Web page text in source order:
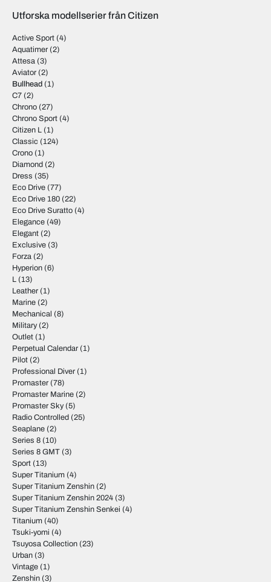
Utforska modellserier från Citizen
Active Sport (4)
Aquatimer (2)
Attesa (3)
Aviator (2)
Bullhead (1)
C7 (2)
Chrono (27)
Chrono Sport (4)
Citizen L (1)
Classic (124)
Crono (1)
Diamond (2)
Dress (35)
Eco Drive (77)
Eco Drive 180 (22)
Eco Drive Suratto (4)
Elegance (49)
Elegant (2)
Exclusive (3)
Forza (2)
Hyperion (6)
L (13)
Leather (1)
Marine (2)
Mechanical (8)
Military(2)
Outlet (1)
Perpetual Calendar (1)
Pilot (2)
Professional Diver (1)
Promaster (78)
Promaster Marine (2)
Promaster Sky(5)
Radio Controlled (25)
Seaplane (2)
Series 8 (10)
Series 8 GMT (3)
Sport (13)
Super Titanium (4)
Super Titanium Zenshin (2)
Super Titanium Zenshin 2024 (3)
Super Titanium Zenshin Senkei (4)
Titanium (40)
Tsuki-yomi (4)
Tsuyosa Collection (23)
Urban (3)
Vintage (1)
Zenshin (3)